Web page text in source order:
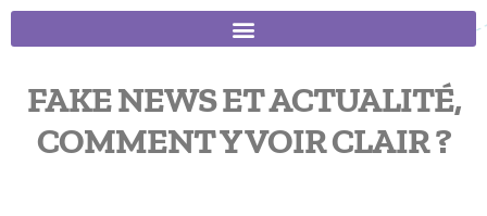
FAKE NEWS ET ACTUALITÉ,
COMMENT Y VOIR CLAIR ?